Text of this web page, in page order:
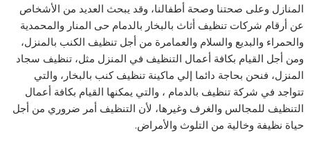
المنازل وعلى صحتنا وصحة أطفالنا، وقد يبحث العديد من الأشخاص
عن أرقام شركات تنظيف أثاث بالبخار بالدمام حى المنار والمحمدية
والحمراء والبديع والسلام والعمامرة من أجل تنظيف الكنب بالمنزل،
ومن أجل القيام بكافة أعمال التنظيف في المنزل مثل، تنظيف سجاد
المنزل، فنحن بحاجة دائما إلي ماكينة تنظيف كنب بالبخار، والتي
تتواجد في شركة تنظيف بالدمام ، والتي يمكنها القيام بكافة أعمال
التنظيف للمجالس والغرف وغيرها، لأن التنظيف أمر ضروري من أجل
حياة نظيفة وخالية من التلوث والأمراض.